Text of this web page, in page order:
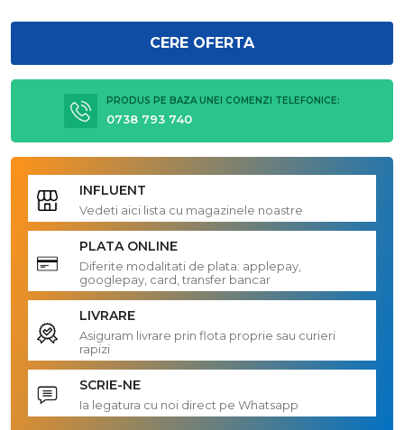
CERE OFERTA
PRODUS PE BAZA UNEI COMENZI TELEFONICE:
0738 793 740
INFLUENT
Vedeti aici lista cu magazinele noastre
PLATA ONLINE
Diferite modalitati de plata: applepay,
googlepay, card, transfer bancar
LIVRARE
Asiguram livrare prin flota proprie sau curieri
rapizi
SCRIE-NE
Ia legatura cu noi direct pe Whatsapp